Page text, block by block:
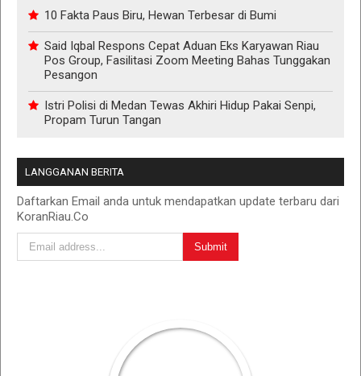
10 Fakta Paus Biru, Hewan Terbesar di Bumi
Said Iqbal Respons Cepat Aduan Eks Karyawan Riau
Pos Group, Fasilitasi Zoom Meeting Bahas Tunggakan
Pesangon
Istri Polisi di Medan Tewas Akhiri Hidup Pakai Senpi,
Propam Turun Tangan
LANGGANAN BERITA
Daftarkan Email anda untuk mendapatkan update terbaru dari
KoranRiau.Co